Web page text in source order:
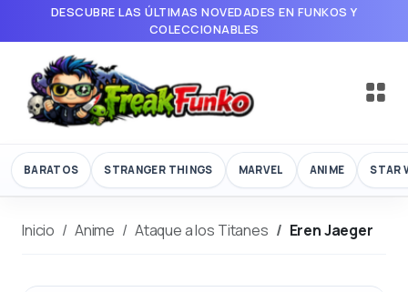
DESCUBRE LAS ÚLTIMAS NOVEDADES EN FUNKOS Y
COLECCIONABLES
BARATOS STRANGER THINGS MARVEL ANIME STAR
Inicio Anime Ataque a los Titanes Eren Jaeger